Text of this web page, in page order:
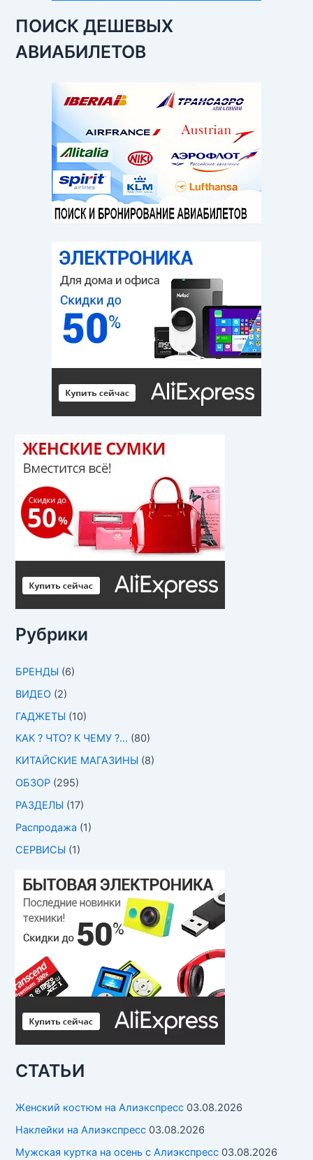
ПОИСК ДЕШЕВЫХ
АВИАБИЛЕТОВ
Рубрики
БРЕНДЫ (6)
ВИДЕО (2)
ГАДЖЕТЫ (10)
КАК ? ЧТО? К ЧЕМУ ?… (80)
КИТАЙСКИЕ МАГАЗИНЫ (8)
ОБЗОР (295)
РАЗДЕЛЫ (17)
Распродажа (1)
СЕРВИСЫ (1)
СТАТЬИ
Женский костюм на Алиэкспресс 03.08.2026
Наклейки на Алиэкспресс 03.08.2026
Мужская куртка на осень с Алиэкспресс 03.08.2026